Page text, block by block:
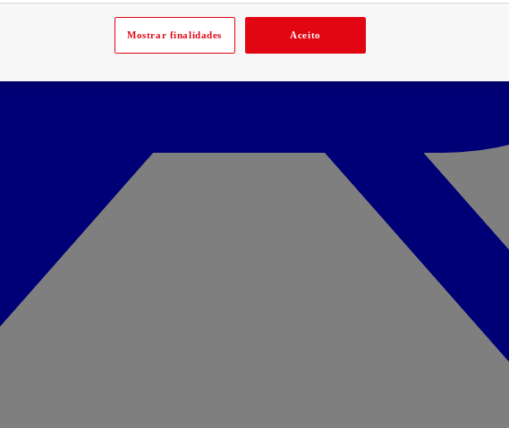
Mostrar finalidades Aceito